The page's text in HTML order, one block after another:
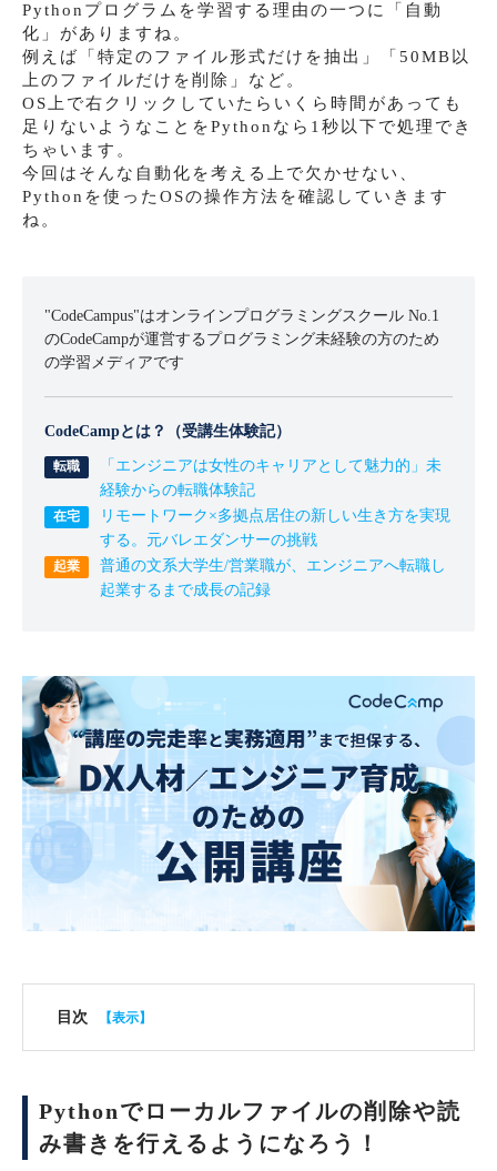
Pythonプログラムを学習する理由の一つに「自動
化」がありますね。
例えば「特定のファイル形式だけを抽出」「50MB以
上のファイルだけを削除」など。
OS上で右クリックしていたらいくら時間があっても
足りないようなことをPythonなら1秒以下で処理でき
ちゃいます。
今回はそんな自動化を考える上で欠かせない、
Pythonを使ったOSの操作方法を確認していきます
ね。
"CodeCampus"はオンラインプログラミングスクール No.1
のCodeCampが運営するプログラミング未経験の方のため
の学習メディアです
CodeCampとは？（受講生体験記）
「エンジニアは女性のキャリアとして魅力的」未
経験からの転職体験記
リモートワーク×多拠点居住の新しい生き方を実現
する。元バレエダンサーの挑戦
普通の文系大学生/営業職が、エンジニアへ転職し
起業するまで成長の記録
目次
Pythonでローカルファイルの削除や読
み書きを行えるようになろう！